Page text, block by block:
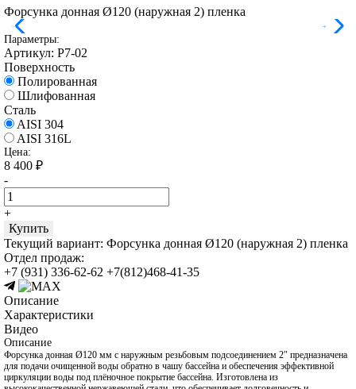
Форсунка донная Ø120 (наружная 2) пленка
Параметры:
Артикул: Р7-02
Поверхность
Полированная
Шлифованная
Сталь
AISI 304
AISI 316L
Цена:
8 400 ₽
-
+
Купить
Текущий вариант: Форсунка донная Ø120 (наружная 2) пленка
Отдел продаж:
+7 (931) 336-62-62 +7(812)468-41-35
Описание
Характеристики
Видео
Описание
Форсунка донная Ø120 мм с наружным резьбовым подсоединением 2″ предназначена
для подачи очищенной воды обратно в чашу бассейна и обеспечения эффективной
циркуляции воды под плёночное покрытие бассейна. Изготовлена из